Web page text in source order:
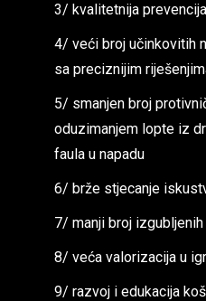
3/ kvalitetnija
4/ veći broj učinkovitih
sa preciznijim
5/ smanjen broj
oduzimanjem lopte iz
faula u napadu
6/ brže stjecanje
7/ manji broj
8/ veća valorizacija u
9/ razvoj i edukacija